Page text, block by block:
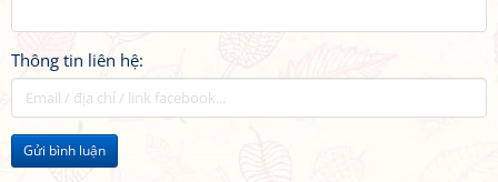
Thông tin liên hệ:
Gửi bình luận